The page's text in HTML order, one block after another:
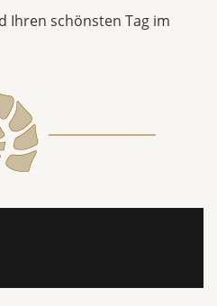
Ihren schönsten Tag im